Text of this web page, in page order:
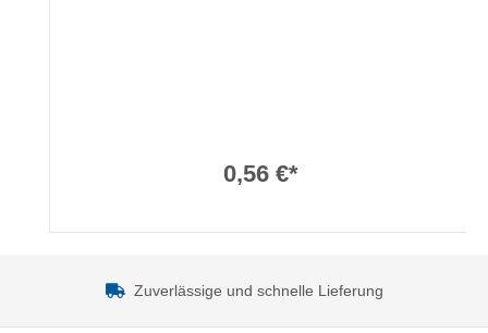
0,56 €*
Zuverlässige und schnelle Lieferung